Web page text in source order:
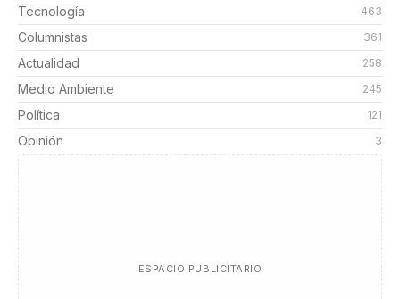
Tecnología 463
Columnistas 361
Actualidad 258
Medio Ambiente 245
Política 121
Opinión 3
ESPACIO PUBLICITARIO